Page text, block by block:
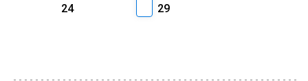
24
29